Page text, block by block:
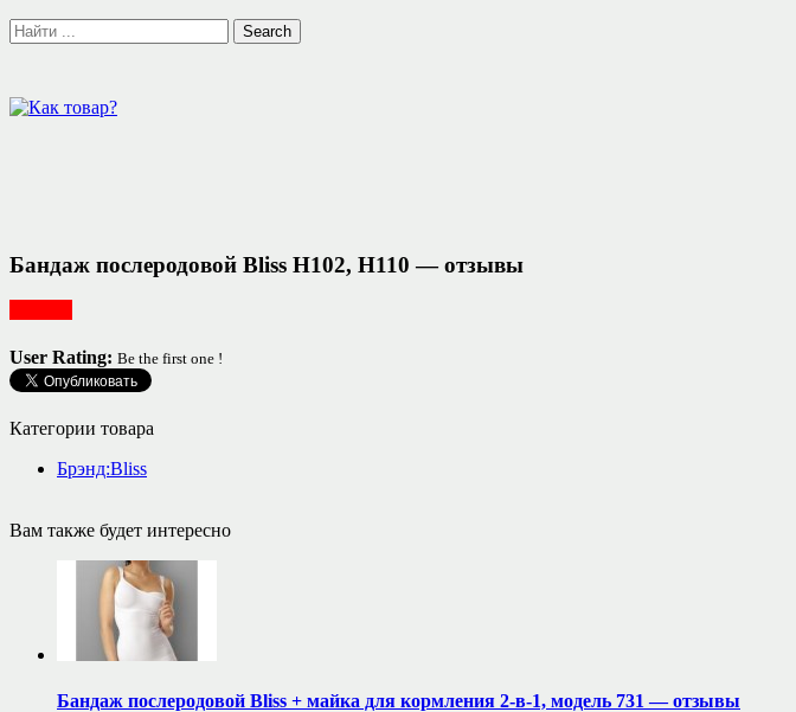
Бандаж послеродовой Bliss H102, H110 — отзывы
User Rating: Be the first one !
Категории товара
Брэнд:Bliss
Вам также будет интересно
Бандаж послеродовой Bliss + майка для кормления 2-в-1, модель 731 — отзывы